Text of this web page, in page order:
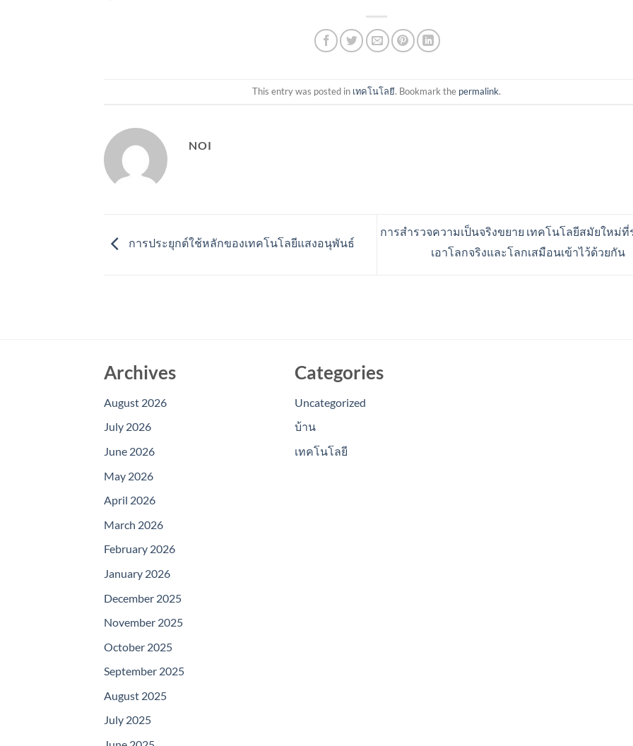
This entry was posted in เทคโนโลยี. Bookmark the permalink.
NOI
การประยุกต์ใช้หลักของเทคโนโลยีแสงอนุพันธ์
การสำรวจความเป็นจริงขยาย เทคโนโลยีสมัยใหม่ที่
เอาโลกจริงและโลกเสมือนเข้าไว้ด้วยกัน
Archives
August 2026
July 2026
June 2026
May 2026
April 2026
March 2026
February 2026
January 2026
December 2025
November 2025
October 2025
September 2025
August 2025
July 2025
Categories
Uncategorized
บ้าน
เทคโนโลยี